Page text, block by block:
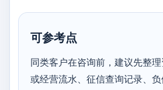
可参考点
同类客户在咨询前，建议先整
或经营流水、征信查询记录、